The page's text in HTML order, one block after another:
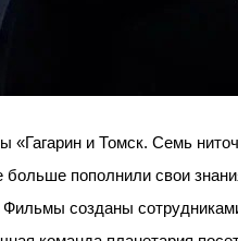
«Гагарин и Томск. Семь
пополнили свои
созданы